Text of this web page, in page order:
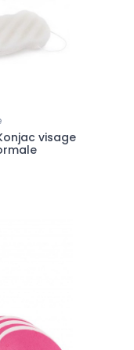
Bougie parfumée -
Passionvisage